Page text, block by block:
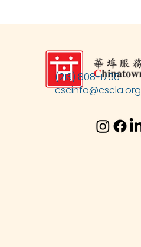
(213) 808-1700
cscinfo@cscla.org